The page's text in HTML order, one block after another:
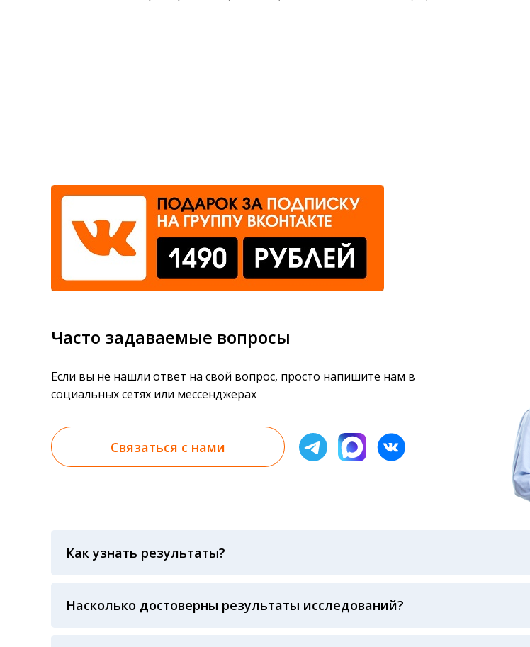
Налоговый вычет
Часто задаваемые вопросы
Если вы не нашли ответ на свой вопрос, просто напишите нам в
социальных сетях или мессенджерах
Связаться с нами
Как узнать результаты?
анализов при предъявлении паспорта или чека об оплате
Насколько достоверны результаты исследований?
Гарантия качества лабораторных тестов обеспечивается соблюдением